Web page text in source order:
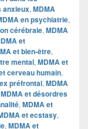
anxieux, MDMA
en psychiatrie,
cérébrale, MDMA
et
et bien-être,
mental, MDMA et
cerveau humain,
préfrontal, MDMA
MDMA et désordres
, MDMA et
et ecstasy,
, MDMA et